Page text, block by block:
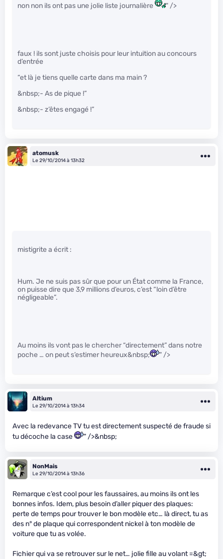
non non ils ont pas une jolie liste journalière " />
faux ! ils sont juste choisis pour leur intuition au concours
d’entrée
“et là je tiens quelle carte dans ma main ?
&nbsp;- As de pique !”
&nbsp;- z’êtes engagé !”
atomusk
Le 29/10/2014 à 13h32
mistigrite a écrit :
Hum. Je ne suis pas sûr que pour un État comme la France,
on puisse dire que 3,9 millions d’euros, c’est “loin d’être
négligeable”.
Au moins ils vont pas le chercher “directement” dans notre
poche … on peut s’estimer heureux&nbsp;
" />
Altium
Le 29/10/2014 à 13h34
Avec la redevance TV tu est directement suspecté de fraude si
tu décoche la case
" />&nbsp;
NonMais
Le 29/10/2014 à 13h36
Remarque c’est cool pour les faussaires, au moins ils ont les
bonnes infos. Idem, plus besoin d’aller piquer des plaques:
perte de temps pour trouver le bon modèle etc… là direct, tu as
des n° de plaque qui correspondent nickel à ton modèle de
voiture que tu as volée.
Fichier qui va se retrouver sur le net… jolie fille au volant =&gt;